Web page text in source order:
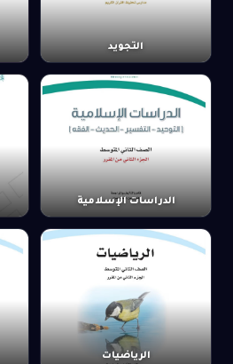
التجويد
الدراسات الإسلامية
الرياضيات